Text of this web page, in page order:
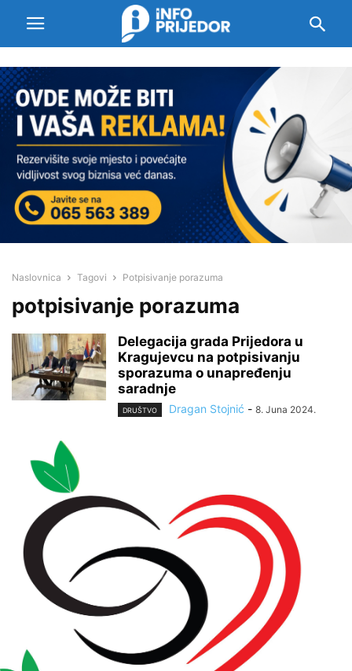
Naslovnica Tagovi Potpisivanje porazuma
potpisivanje porazuma
Delegacija grada Prijedora u
Kragujevcu na potpisivanju
sporazuma o unapređenju
saradnje
DRUŠTVO Dragan Stojnić - 8. Juna 2024.